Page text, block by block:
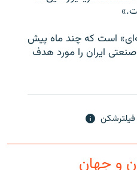
است که چند ماه پيش
صنعتی ايران را مورد هدف
و جهان